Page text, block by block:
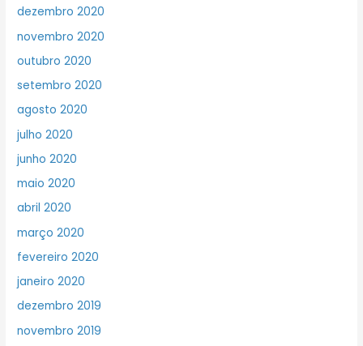
dezembro 2020
novembro 2020
outubro 2020
setembro 2020
agosto 2020
julho 2020
junho 2020
maio 2020
abril 2020
março 2020
fevereiro 2020
janeiro 2020
dezembro 2019
novembro 2019